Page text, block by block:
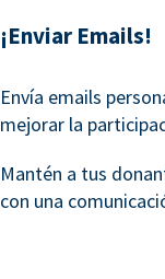
¡Enviar Emails!
Envía emails
mejorar la
Mantén a tus
con una